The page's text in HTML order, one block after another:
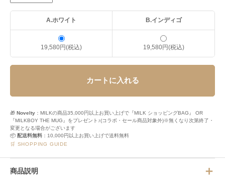
A.ホワイト B.インディゴ
19,580円(税込) 19,580円(税込)
カートに入れる
🎁 Novelty ：MILKの商品35,000円以上お買い上げで『MILK ショッピングBAG』 OR
『MILKBOY THE MUG』をプレゼント♪(コラボ・セール商品対象外)※無くなり次第終了・
変更となる場合がございます
📦 配送料無料 ：10,000円以上お買い上げで送料無料
🛒 SHOPPING GUIDE
商品説明